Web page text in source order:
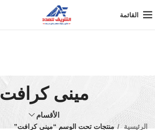
القائمة
مينى كرافت
الأقسام
الرئيسية
منتجات تحت الوسم “مينى كرافت”